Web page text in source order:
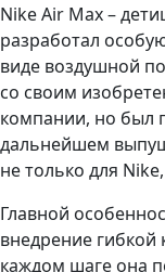
Nike Air Max –
разработал
виде воздушной
со своим
компании, но был
дальнейшем
не только для
Главной
внедрение гибкой
каждом шаге она